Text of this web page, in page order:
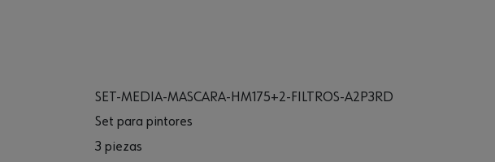
SET-MEDIA-MASCARA-HM175+2-FILTROS-A2P3RD
Set para pintores
3 piezas